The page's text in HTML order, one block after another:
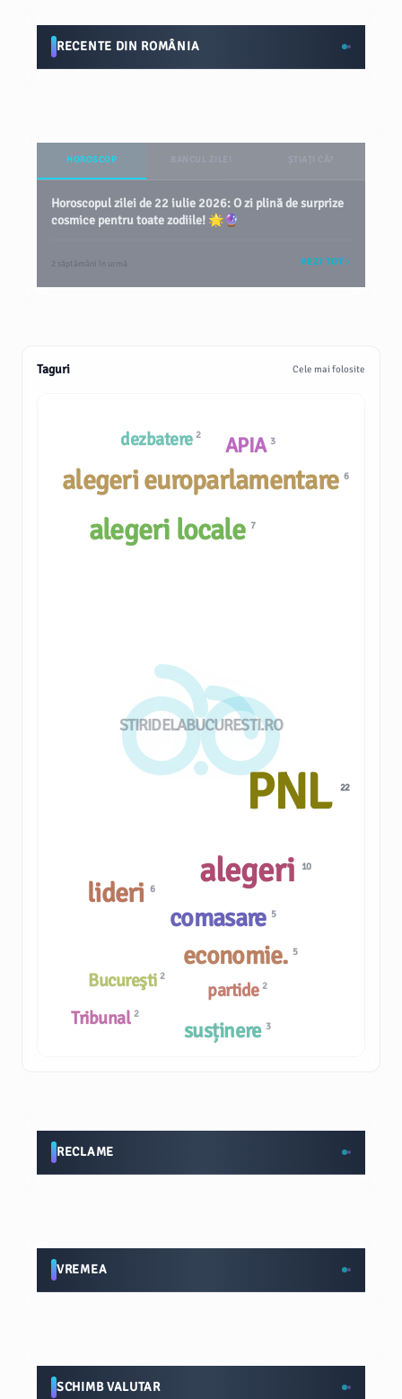
RECENTE DIN ROMÂNIA
HOROSCOP
Horoscopul zilei de 22 iulie 2026: O zi plină de surprize
cosmice pentru toate zodiile! 🌟🔮
2 săptămâni în urmă VEZI TOT
Taguri Cele mai folosite
STIRIDELABUCURESTI.RO
Bucureşti 2
Tribunal 2
dezbatere 2
economie. 5
partide 2
susținere 3
alegeri 10
lideri 6
PNL22
alegeri europarlamentare6
alegeri locale 7
APIA 3
comasare 5
RECLAME
VREMEA
SCHIMB VALUTAR